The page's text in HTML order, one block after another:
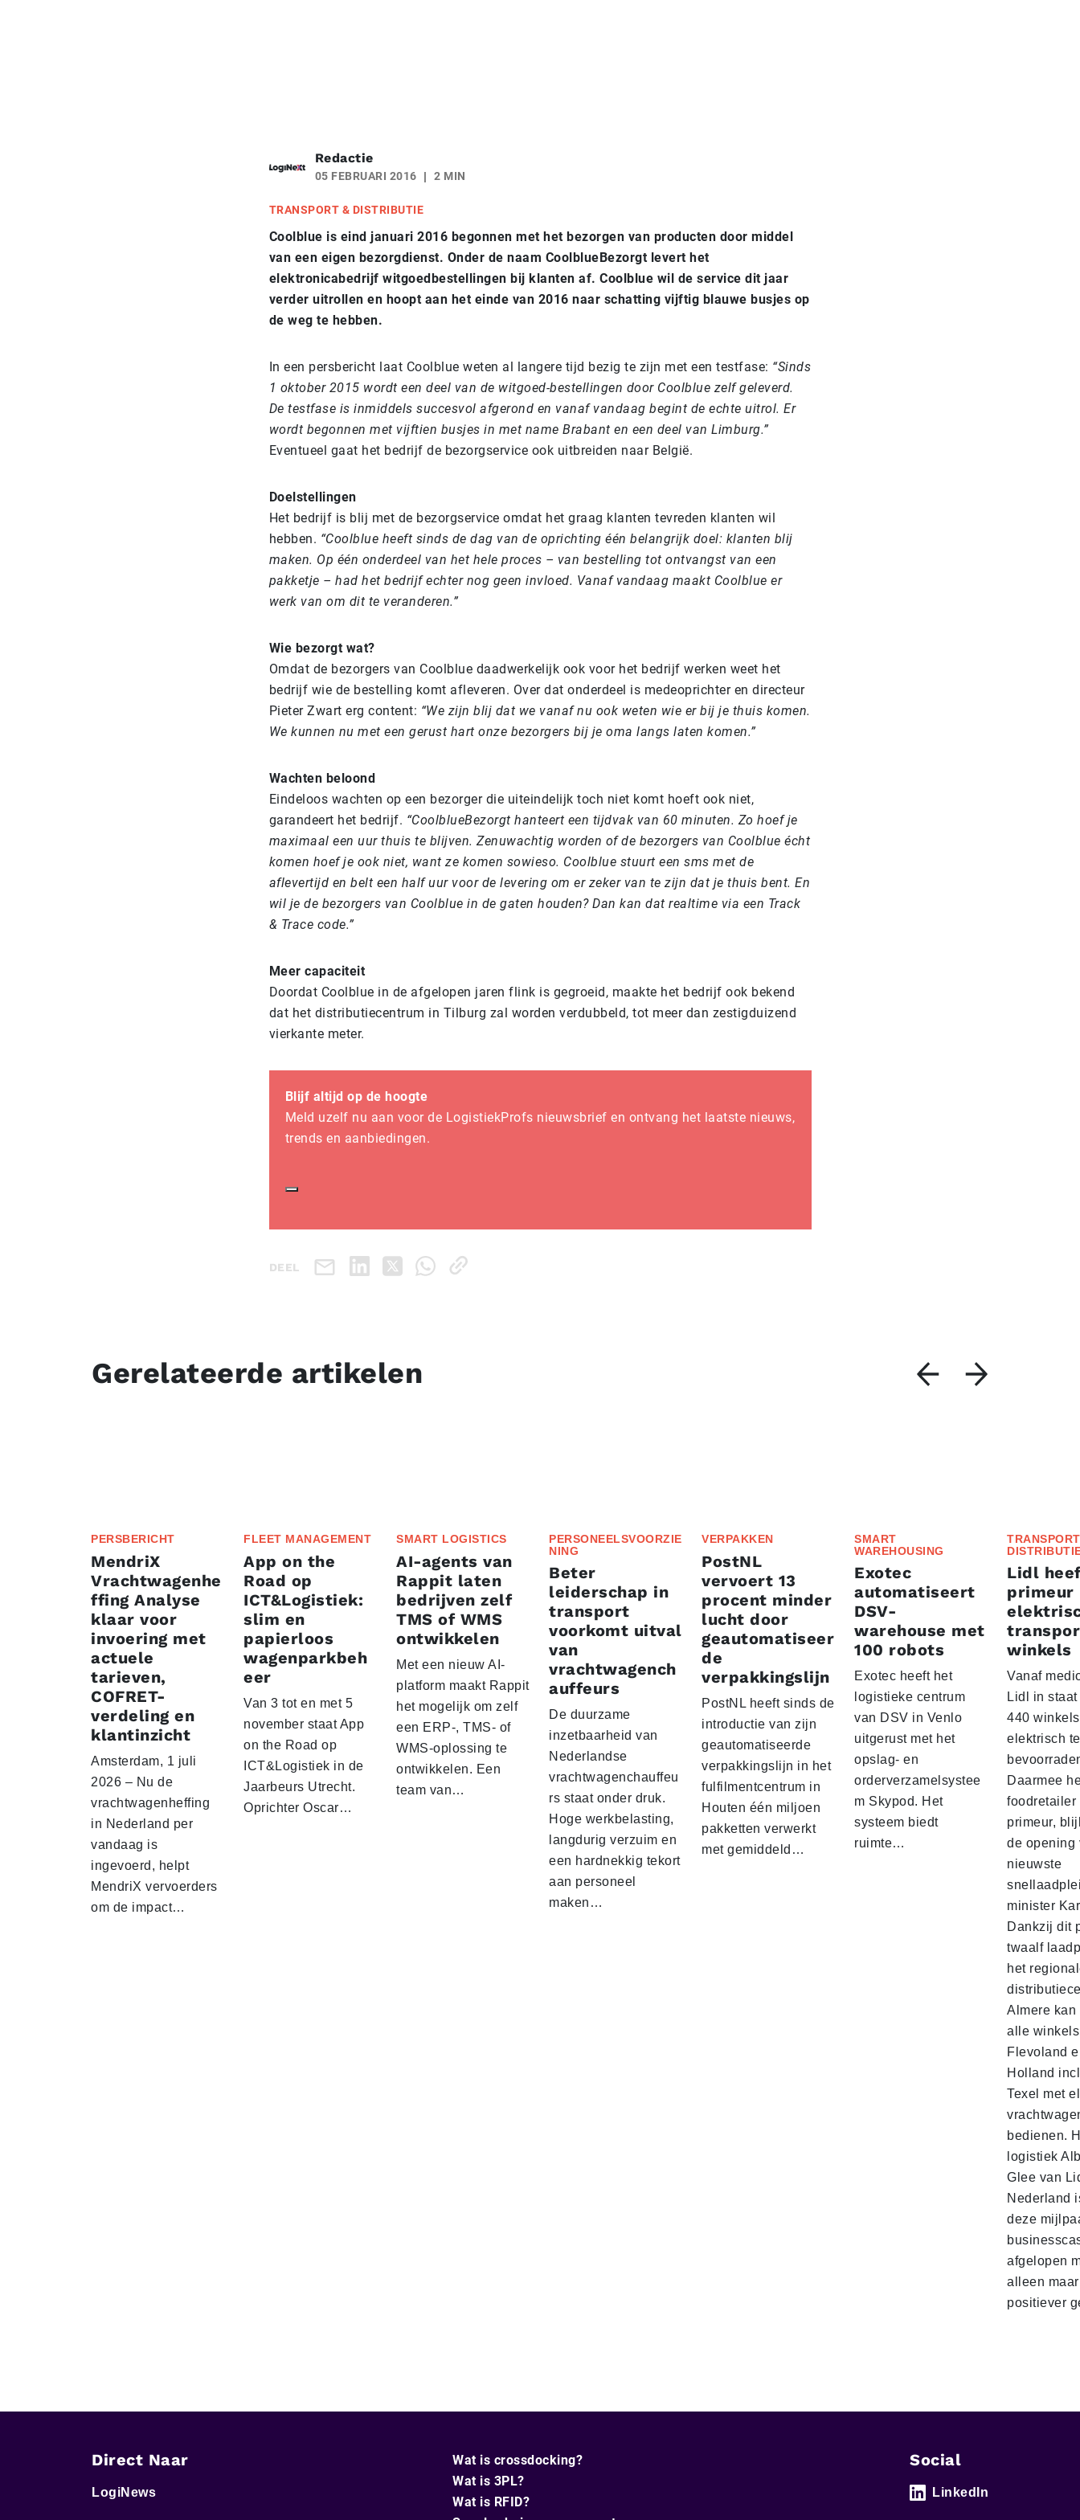
Redactie
05 FEBRUARI 2016 2 MIN
TRANSPORT & DISTRIBUTIE
Coolblue is eind januari 2016 begonnen met het bezorgen van producten door middel
van een eigen bezorgdienst. Onder de naam CoolblueBezorgt levert het
elektronicabedrijf witgoedbestellingen bij klanten af. Coolblue wil de service dit jaar
verder uitrollen en hoopt aan het einde van 2016 naar schatting vijftig blauwe busjes op
de weg te hebben.
In een persbericht laat Coolblue weten al langere tijd bezig te zijn met een testfase: “Sinds
1 oktober 2015 wordt een deel van de witgoed-bestellingen door Coolblue zelf geleverd.
De testfase is inmiddels succesvol afgerond en vanaf vandaag begint de echte uitrol. Er
wordt begonnen met vijftien busjes in met name Brabant en een deel van Limburg.”
Eventueel gaat het bedrijf de bezorgservice ook uitbreiden naar België.
Doelstellingen
Het bedrijf is blij met de bezorgservice omdat het graag klanten tevreden klanten wil
hebben. “Coolblue heeft sinds de dag van de oprichting één belangrijk doel: klanten blij
maken. Op één onderdeel van het hele proces – van bestelling tot ontvangst van een
pakketje – had het bedrijf echter nog geen invloed. Vanaf vandaag maakt Coolblue er
werk van om dit te veranderen.”
Wie bezorgt wat?
Omdat de bezorgers van Coolblue daadwerkelijk ook voor het bedrijf werken weet het
bedrijf wie de bestelling komt afleveren. Over dat onderdeel is medeoprichter en directeur
Pieter Zwart erg content: “We zijn blij dat we vanaf nu ook weten wie er bij je thuis komen.
We kunnen nu met een gerust hart onze bezorgers bij je oma langs laten komen.”
Wachten beloond
Eindeloos wachten op een bezorger die uiteindelijk toch niet komt hoeft ook niet,
garandeert het bedrijf. “CoolblueBezorgt hanteert een tijdvak van 60 minuten. Zo hoef je
maximaal een uur thuis te blijven. Zenuwachtig worden of de bezorgers van Coolblue écht
komen hoef je ook niet, want ze komen sowieso. Coolblue stuurt een sms met de
aflevertijd en belt een half uur voor de levering om er zeker van te zijn dat je thuis bent. En
wil je de bezorgers van Coolblue in de gaten houden? Dan kan dat realtime via een Track
& Trace code.”
Meer capaciteit
Doordat Coolblue in de afgelopen jaren flink is gegroeid, maakte het bedrijf ook bekend
dat het distributiecentrum in Tilburg zal worden verdubbeld, tot meer dan zestigduizend
vierkante meter.
Blijf altijd op de hoogte
Meld uzelf nu aan voor de LogistiekProfs nieuwsbrief en ontvang het laatste nieuws,
trends en aanbiedingen.
DEEL
Gerelateerde artikelen
PERSBERICHT
MendriX
Vrachtwagenhe
ffing Analyse
klaar voor
invoering met
actuele
tarieven,
COFRET-
verdeling en
klantinzicht
Amsterdam, 1 juli
2026 – Nu de
vrachtwagenheffing
in Nederland per
vandaag is
ingevoerd, helpt
MendriX vervoerders
om de impact…
FLEET MANAGEMENT
App on the
Road op
ICT&Logistiek:
slim en
papierloos
wagenparkbeh
eer
Van 3 tot en met 5
november staat App
on the Road op
ICT&Logistiek in de
Jaarbeurs Utrecht.
Oprichter Oscar…
SMART LOGISTICS
AI-agents van
Rappit laten
bedrijven zelf
TMS of WMS
ontwikkelen
Met een nieuw AI-
platform maakt Rappit
het mogelijk om zelf
een ERP-, TMS- of
WMS-oplossing te
ontwikkelen. Een
team van…
PERSONEELSVOORZIE
NING
Beter
leiderschap in
transport
voorkomt uitval
van
vrachtwagench
auffeurs
De duurzame
inzetbaarheid van
Nederlandse
vrachtwagenchauffeu
rs staat onder druk.
Hoge werkbelasting,
langdurig verzuim en
een hardnekkig tekort
aan personeel
maken…
VERPAKKEN
PostNL
vervoert 13
procent minder
lucht door
geautomatiseer
de
verpakkingslijn
PostNL heeft sinds de
introductie van zijn
geautomatiseerde
verpakkingslijn in het
fulfilmentcentrum in
Houten één miljoen
pakketten verwerkt
met gemiddeld…
SMART
WAREHOUSING
Exotec
automatiseert
DSV-
warehouse met
100 robots
Exotec heeft het
logistieke centrum
van DSV in Venlo
uitgerust met het
opslag- en
orderverzamelsystee
m Skypod. Het
systeem biedt
ruimte…
Lidl
primeur
winkels
Vanaf
Lidl in
440 winkels
elektrisch te
Daarmee
foodretailer
primeur,
de opening
nieuwste
minister
Dankzij dit
twaalf
het
Almere
alle
Flevoland
Holland
Texel met
bedienen.
logistiek
Glee van
Nederland
deze
afgelopen
alleen maar
positiever
Direct Naar
LogiNews
Wat is crossdocking?
Wat is 3PL?
Wat is RFID?
Social
LinkedIn